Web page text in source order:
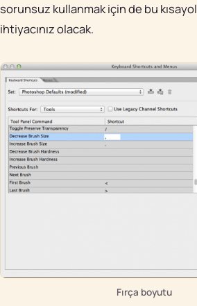
sorunsuz kullanmak için de bu
ihtiyacınız olacak.
Fırça boyutu